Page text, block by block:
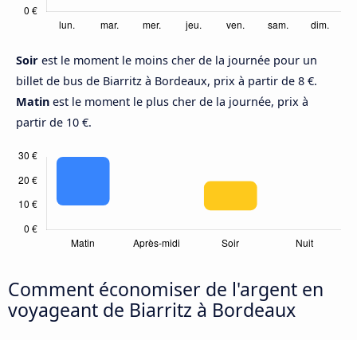
Soir est le moment le moins cher de la journée pour un
billet de bus de Biarritz à Bordeaux, prix à partir de 8 €.
Matin est le moment le plus cher de la journée, prix à
partir de 10 €.
Comment économiser de l'argent en
voyageant de Biarritz à Bordeaux